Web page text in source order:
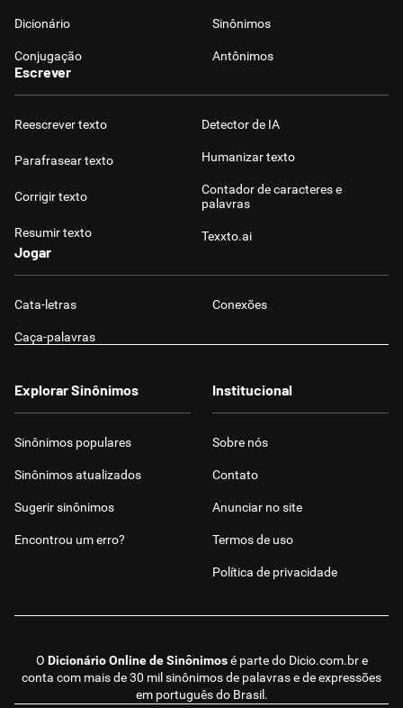
Dicionário Sinônimos
Conjugação Antônimos
Escrever
Reescrever texto
Parafrasear texto
Corrigir texto
Resumir texto
Detector de IA
Humanizar texto
Contador de caracteres e
palavras
Texxto.ai
Jogar
Cata-letras Conexões
Caça-palavras
O Dicionário Online de Sinônimosé parte do Dicio.com.bre
conta com mais de 30 mil sinônimos de palavras e de expressões
em português do Brasil.
Explorar Sinônimos
Sinônimos populares
Sinônimos atualizados
Sugerir sinônimos
Encontrou um erro?
Institucional
Sobre nós
Contato
Anunciar no site
Termos de uso
Política de privacidade